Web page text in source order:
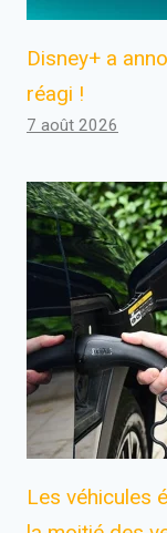
Disney+ a
réagi !
7 août 2026
Les véhicules